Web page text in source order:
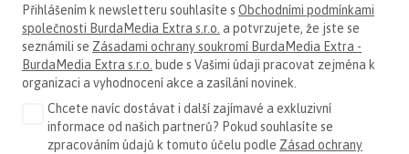
Přihlášením k newsletteru souhlasíte s Obchodními podmínkami
společnosti BurdaMedia Extra s.r.o. a potvrzujete, že jste se
seznámili se Zásadami ochrany soukromí BurdaMedia Extra -
BurdaMedia Extra s.r.o. bude s Vašimi údaji pracovat zejména k
organizaci a vyhodnocení akce a zasílání novinek.
Chcete navíc dostávat i další zajímavé a exkluzivní
informace od našich partnerů? Pokud souhlasíte se
zpracováním údajů k tomuto účelu podle Zásad ochrany